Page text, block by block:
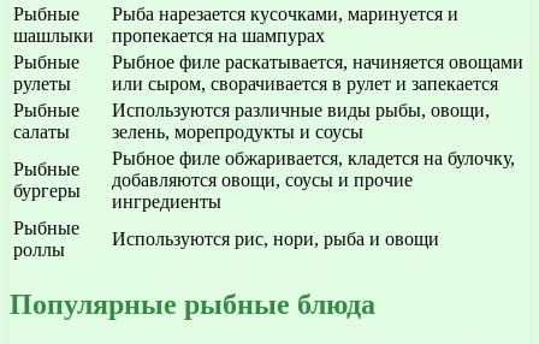
Рыбные
шашлыки
Рыба нарезается кусочками, маринуется и
пропекается на шампурах
Рыбные
рулеты
Рыбное филе раскатывается, начиняется овощами
или сыром, сворачивается в рулет и запекается
Рыбные
салаты
Используются различные виды рыбы, овощи,
зелень, морепродукты и соусы
Рыбные
бургеры
Рыбное филе обжаривается, кладется на булочку,
добавляются овощи, соусы и прочие
ингредиенты
Рыбные
роллы
Используются рис, нори, рыба и овощи
Популярные рыбные блюда